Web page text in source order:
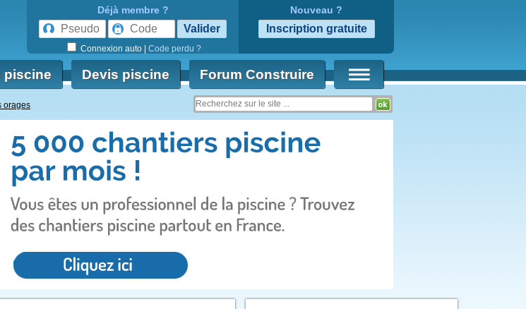
Déjà membre ?
Connexion auto Code perdu ?
Nouveau ?
piscine Devis piscine Forum Construire
orages